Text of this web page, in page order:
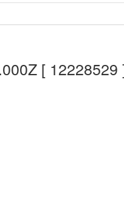
[ 12228529